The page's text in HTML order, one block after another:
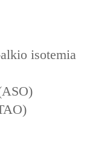
isotemia